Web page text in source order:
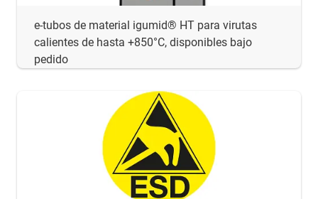
e-tubos de material igumid® HT para virutas
calientes de hasta +850°C, disponibles bajo
pedido